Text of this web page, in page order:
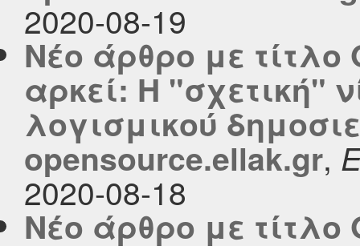
2020-08-19
Νέο άρθρο με τίτλο
αρκεί: Η "σχετική"
λογισμικού
opensource.ellak.gr,
2020-08-18
Νέο άρθρο με τίτλο